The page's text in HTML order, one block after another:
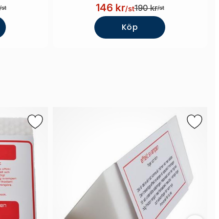
/st 146 kr/st190 kr/st
Köp